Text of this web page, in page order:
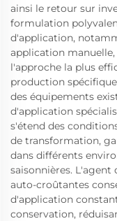
ainsi le retour sur
formulation
d'application,
application
l'approche la plus
production
des équipements
d'application
s'étend des
de transformation,
dans différents
saisonnières.
auto-croûtantes
d'application
conservation,